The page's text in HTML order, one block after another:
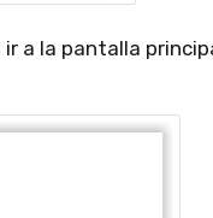
a la pantalla